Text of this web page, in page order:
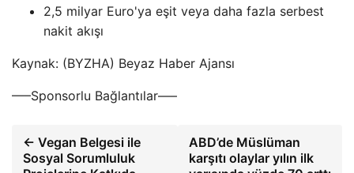
2,5 milyar Euro'ya eşit veya daha fazla serbest
nakit akışı
Kaynak: (BYZHA) Beyaz Haber Ajansı
—–Sponsorlu Bağlantılar—–
← Vegan Belgesi ile
Sosyal Sorumluluk
ABD’de Müslüman
karşıtı olaylar yılın ilk